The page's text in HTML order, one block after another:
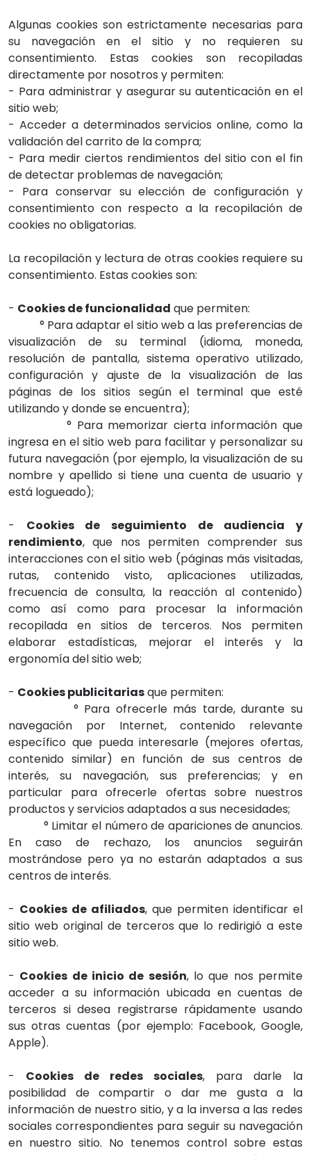
Algunas cookies son estrictamente necesarias para
su navegación en el sitio y no requieren su
consentimiento. Estas cookies son recopiladas
directamente por nosotros y permiten:
- Para administrar y asegurar su autenticación en el
sitio web;
- Acceder a determinados servicios online, como la
validación del carrito de la compra;
- Para medir ciertos rendimientos del sitio con el fin
de detectar problemas de navegación;
- Para conservar su elección de configuración y
consentimiento con respecto a la recopilación de
cookies no obligatorias.
La recopilación y lectura de otras cookies requiere su
consentimiento. Estas cookies son:
- Cookies de funcionalidad que permiten:
° Para adaptar el sitio web a las preferencias de
visualización de su terminal (idioma, moneda,
resolución de pantalla, sistema operativo utilizado,
configuración y ajuste de la visualización de las
páginas de los sitios según el terminal que esté
utilizando y donde se encuentra);
° Para memorizar cierta información que
ingresa en el sitio web para facilitar y personalizar su
futura navegación (por ejemplo, la visualización de su
nombre y apellido si tiene una cuenta de usuario y
está logueado);
- Cookies de seguimiento de audiencia y
rendimiento, que nos permiten comprender sus
interacciones con el sitio web (páginas más visitadas,
rutas, contenido visto, aplicaciones utilizadas,
frecuencia de consulta, la reacción al contenido)
como así como para procesar la información
recopilada en sitios de terceros. Nos permiten
elaborar estadísticas, mejorar el interés y la
ergonomía del sitio web;
- Cookies publicitariasque permiten:
° Para ofrecerle más tarde, durante su
navegación por Internet, contenido relevante
específico que pueda interesarle (mejores ofertas,
contenido similar) en función de sus centros de
interés, su navegación, sus preferencias; y en
particular para ofrecerle ofertas sobre nuestros
productos y servicios adaptados a sus necesidades;
° Limitar el número de apariciones de anuncios.
En caso de rechazo, los anuncios seguirán
mostrándose pero ya no estarán adaptados a sus
centros de interés.
- Cookies de afiliados, que permiten identificar el
sitio web original de terceros que lo redirigió a este
sitio web.
- Cookies de inicio de sesión, lo que nos permite
acceder a su información ubicada en cuentas de
terceros si desea registrarse rápidamente usando
sus otras cuentas (por ejemplo: Facebook, Google,
Apple).
- Cookies de redes sociales, para darle la
posibilidad de compartir o dar me gusta a la
información de nuestro sitio, y a la inversa a las redes
sociales correspondientes para seguir su navegación
en nuestro sitio. No tenemos control sobre estas